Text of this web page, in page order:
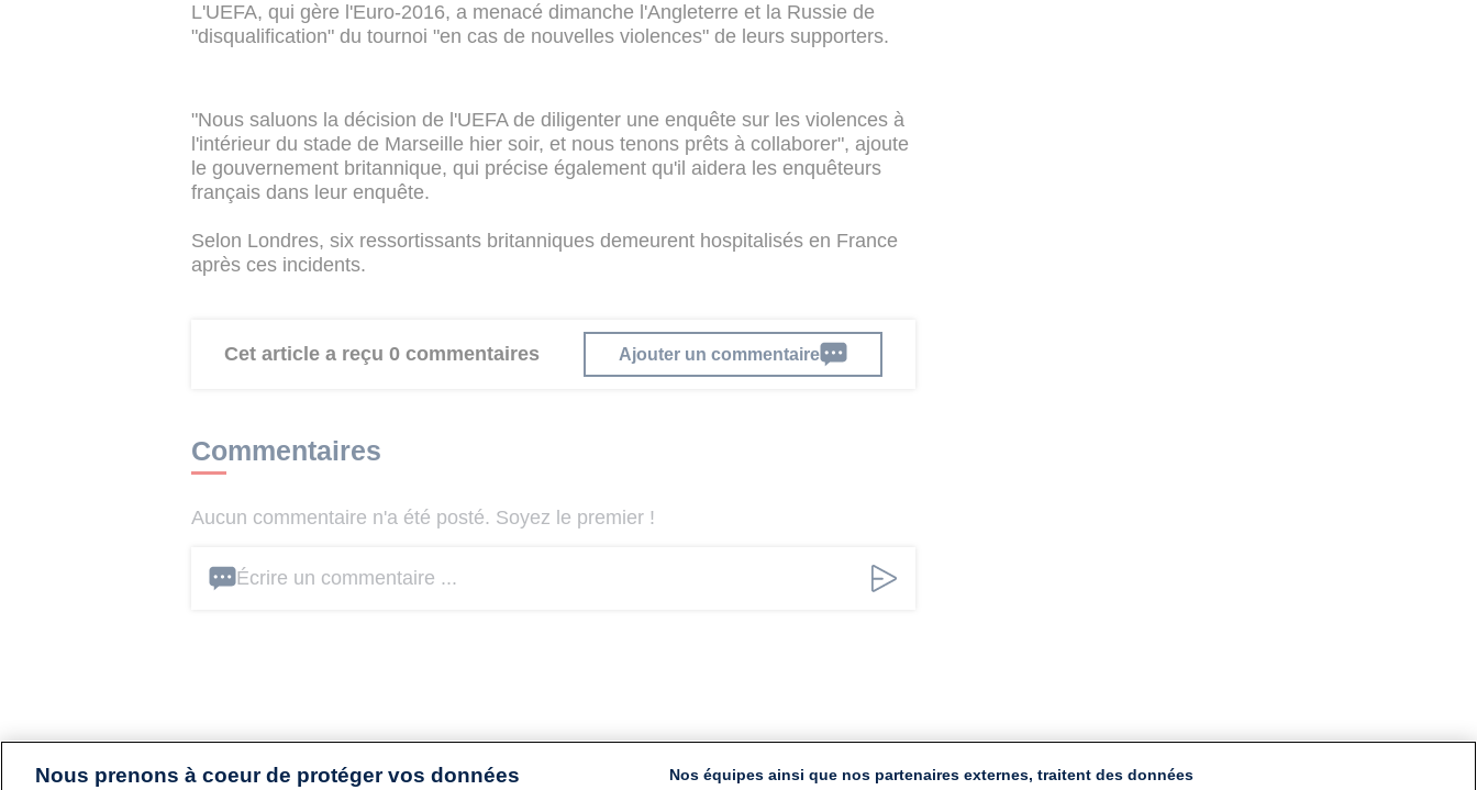
L'UEFA, qui gère l'Euro-2016, a menacé dimanche l'Angleterre et la Russie de
"disqualification" du tournoi "en cas de nouvelles violences" de leurs supporters.
"Nous saluons la décision de l'UEFA de diligenter une enquête sur les violences à
l'intérieur du stade de Marseille hier soir, et nous tenons prêts à collaborer", ajoute
le gouvernement britannique, qui précise également qu'il aidera les enquêteurs
français dans leur enquête.
Selon Londres, six ressortissants britanniques demeurent hospitalisés en France
après ces incidents.
Cet article a reçu 0 commentaires Ajouter un commentaire
Commentaires
Aucun commentaire n'a été posté. Soyez le premier !
Écrire un commentaire ...
Nous prenons à coeur de protéger vos données
Nos équipes ainsi que nos partenaires externes, traitent des données